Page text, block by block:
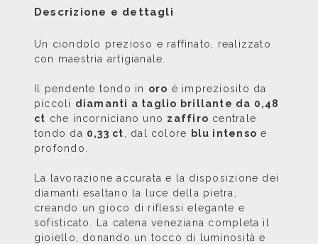
Descrizione e dettagli
Un ciondolo prezioso e raffinato, realizzato
con maestria artigianale.
Il pendente tondo in oro è impreziosito da
piccoli diamanti a taglio brillante da 0,48
ct che incorniciano uno zaffiro centrale
tondo da 0,33 ct , dal colore blu intenso e
profondo.
La lavorazione accurata e la disposizione dei
diamanti esaltano la luce della pietra,
creando un gioco di riflessi elegante e
sofisticato. La catena veneziana completa il
gioiello, donando un tocco di luminosità e